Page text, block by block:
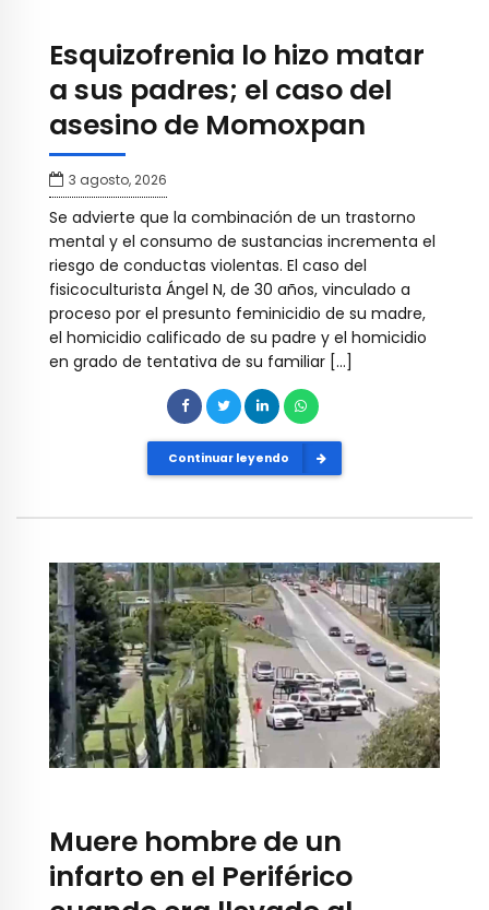
Esquizofrenia lo hizo matar
a sus padres; el caso del
asesino de Momoxpan
3 agosto, 2026
Se advierte que la combinación de un trastorno
mental y el consumo de sustancias incrementa el
riesgo de conductas violentas. El caso del
fisicoculturista Ángel N, de 30 años, vinculado a
proceso por el presunto feminicidio de su madre,
el homicidio calificado de su padre y el homicidio
en grado de tentativa de su familiar […]
Continuar leyendo
Muere hombre de un
infarto en el Periférico